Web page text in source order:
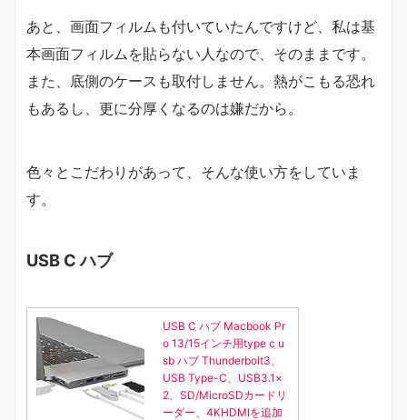
あと、画面フィルムも付いていたんですけど、私は基
本画面フィルムを貼らない人なので、そのままです。
また、底側のケースも取付しません。熱がこもる恐れ
もあるし、更に分厚くなるのは嫌だから。
色々とこだわりがあって、そんな使い方をしていま
す。
USB C ハブ
USB C ハブ Macbook Pr
o 13/15インチ用type c u
sb ハブ Thunderbolt3、
USB Type-C、USB3.1×
2、SD/MicroSDカードリ
ーダー、4KHDMIを追加